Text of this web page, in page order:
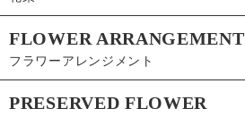
FLOWER ARRANGEMENT
フラワーアレンジメント
PRESERVED FLOWER